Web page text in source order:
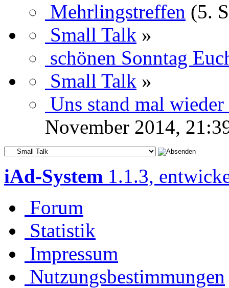
Mehrlingstreffen (5.
Small Talk »
schönen Sonntag
Small Talk »
Uns stand mal
November 2014,
iAd-System 1.1.3,
Forum
Statistik
Impressum
Nutzungsbestimmungen